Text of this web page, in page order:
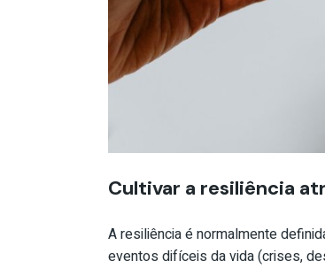
Cultivar a resiliência
A resiliência é normalmente
eventos difíceis da vida (crises,